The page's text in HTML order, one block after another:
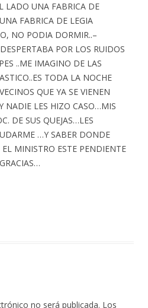
LADO UNA FABRICA DE
FABRICA DE LEGIA
NO PODIA DORMIR..–
POR LOS RUIDOS
..ME IMAGINO DE LAS
TODA LA NOCHE
QUE YA SE VIENEN
NADIE LES HIZO CASO…MIS
DE SUS QUEJAS…LES
…Y SABER DONDE
MINISTRO ESTE PENDIENTE
no será publicada. Los